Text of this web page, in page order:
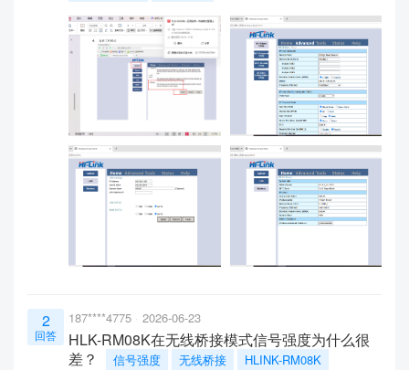
2
回答
187****4775 2026-06-23
HLK-RM08K在无线桥接模式信号强度为什么很
差？
信号强度 无线桥接 HLINK-RM08K